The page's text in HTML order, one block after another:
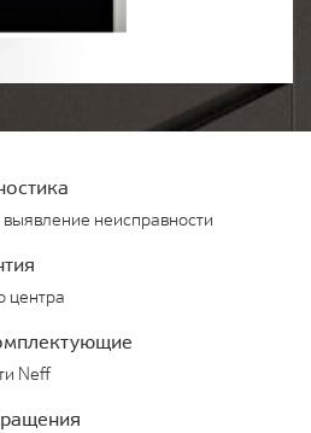
неисправности
центра
Neff